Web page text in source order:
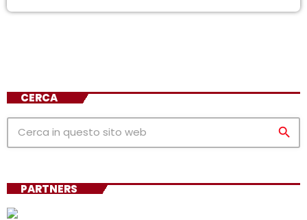
CERCA
search
PARTNERS